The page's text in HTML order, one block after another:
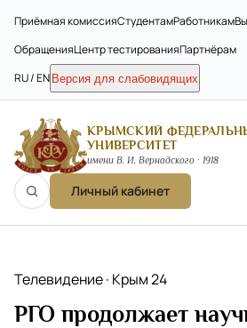
Приёмная комиссияСтудентамРаботникам
ОбращенияЦентр тестированияПартнёрам
RU / EN Версия для слабовидящих
КРЫМСКИЙ
УНИВЕРСИТЕТ
имени В. И. Вернадского · 1918
Личный кабинет
Телевидение · Крым 24
РГО продолжает